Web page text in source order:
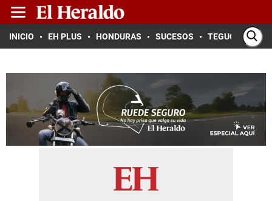
INICIO EH PLUS HONDURAS SUCESOS TEGUCIGALPA